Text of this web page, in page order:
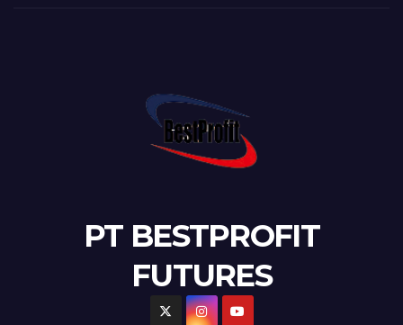
PT BESTPROFIT
FUTURES